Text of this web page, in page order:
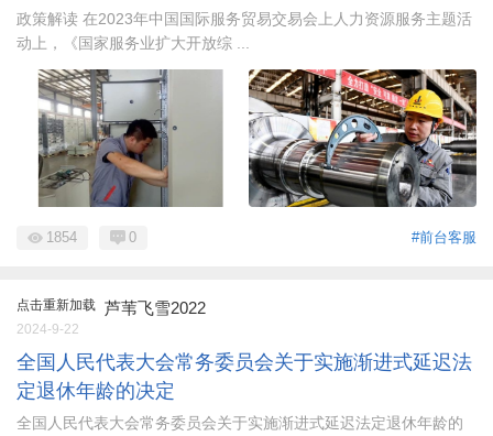
政策解读 在2023年中国国际服务贸易交易会上人力资源服务主题活
动上，《国家服务业扩大开放综 ...
#前台客服
1854 0
点击重新加载 芦苇飞雪2022
2024-9-22
全国人民代表大会常务委员会关于实施渐进式延迟法
定退休年龄的决定
全国人民代表大会常务委员会关于实施渐进式延迟法定退休年龄的